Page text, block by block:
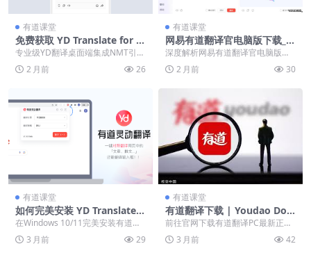
有道课堂
免费获取 YD Translate for P
C 桌面端下载与环境配置方法
专业级YD翻译桌面端集成NMT引擎
与OCR技术，支持多线程并发及GP
U加速，实现...
2 月前 26
有道课堂
网易有道翻译官电脑版下载_官
方最新版 Youdao Download
深度解析网易有道翻译官电脑版部
署，涵盖OCR识别与Transformer
架构原理...
2 月前 30
有道课堂
如何完美安装 YD Translate
电脑版？Windows 11/10 完
整教程
在Windows 10/11完美安装有道翻
译，需从官方获取并优化安装路
径。开启O...
3 月前 29
有道课堂
有道翻译下载 | Youdao Dow
nload for PC 官方最新正版安
装指南
前往官网下载有道翻译PC最新正
版，安全安装Win与Mac客户端。
高效开启截图OC...
3 月前 42